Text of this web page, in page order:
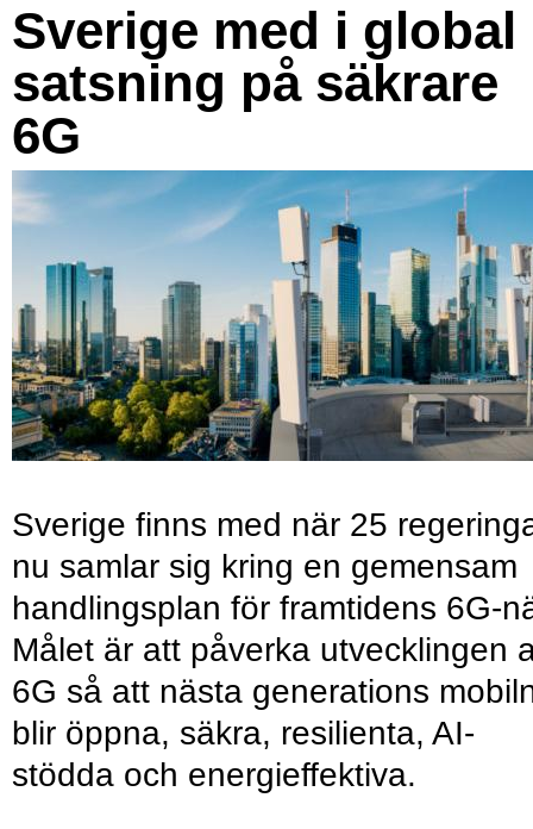
Sverige med i global
satsning på säkrare
6G
Sverige finns med när 25
nu samlar sig kring en gemensam
handlingsplan för framtidens 6G-
Målet är att påverka utvecklingen
6G så att nästa generations
blir öppna, säkra, resilienta, AI-
stödda och energieffektiva.